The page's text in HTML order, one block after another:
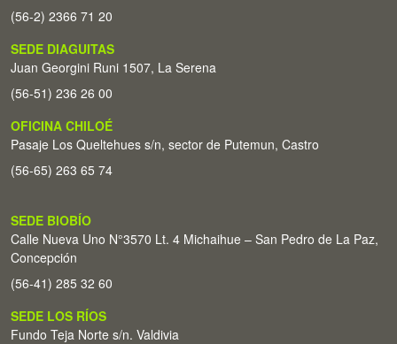
(56-2) 2366 71 20
SEDE DIAGUITAS
Juan Georgini Runi 1507, La Serena
(56-51) 236 26 00
OFICINA CHILOÉ
Pasaje Los Queltehues s/n, sector de Putemun, Castro
(56-65) 263 65 74
SEDE BIOBÍO
Calle Nueva Uno N°3570 Lt. 4 Michaihue – San Pedro de La Paz,
Concepción
(56-41) 285 32 60
SEDE LOS RÍOS
Fundo Teja Norte s/n. Valdivia